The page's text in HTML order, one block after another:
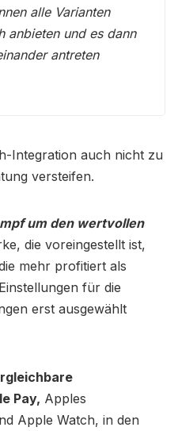
alle Varianten
anbieten und es dann
antreten
Integration auch nicht zu
versteifen.
um den wertvollen
die voreingestellt ist,
mehr profitiert als
für die
erst ausgewählt
Pay, Apples
Apple Watch, in den